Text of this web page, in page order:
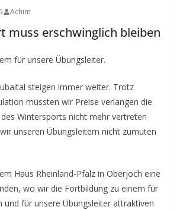
Achim
muss erschwinglich bleiben
für unsere Übungsleiter.
steigen immer weiter. Trotz
müssten wir Preise verlangen die
Wintersports nicht mehr vertreten
unseren Übungsleitern nicht zumuten
Haus Rheinland-Pfalz in Oberjoch eine
wo wir die Fortbildung zu einem für
und für unsere Übungsleiter attraktiven